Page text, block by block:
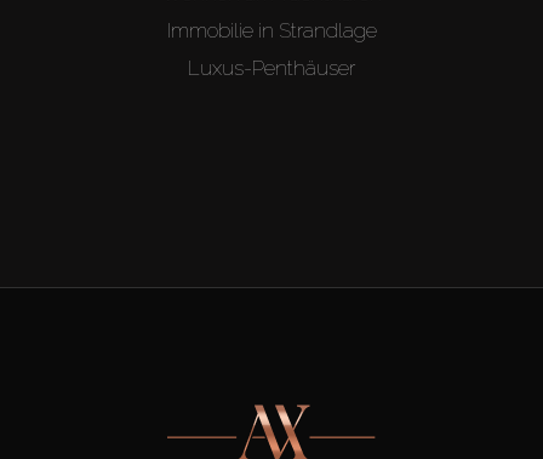
Immobilie in Strandlage
Luxus-Penthäuser